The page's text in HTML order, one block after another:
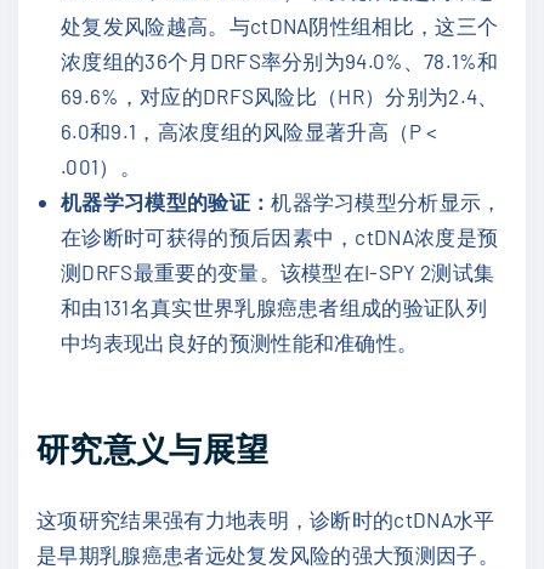
处复发风险越高。与ctDNA阴性组相比，这三个
浓度组的36个月DRFS率分别为94.0%、78.1%和
69.6%，对应的DRFS风险比（HR）分别为2.4、
6.0和9.1，高浓度组的风险显著升高（P <
.001）。
机器学习模型的验证：机器学习模型分析显示，
在诊断时可获得的预后因素中，ctDNA浓度是预
测DRFS最重要的变量。该模型在I-SPY 2测试集
和由131名真实世界乳腺癌患者组成的验证队列
中均表现出良好的预测性能和准确性。
研究意义与展望
这项研究结果强有力地表明，诊断时的ctDNA水平
是早期乳腺癌患者远处复发风险的强大预测因子。